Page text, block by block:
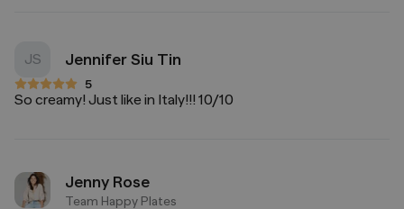
JS Jennifer Siu Tin
5
5 von 5 Sternen
So creamy! Just like in Italy!!! 10/10
Jenny Rose
Team Happy Plates